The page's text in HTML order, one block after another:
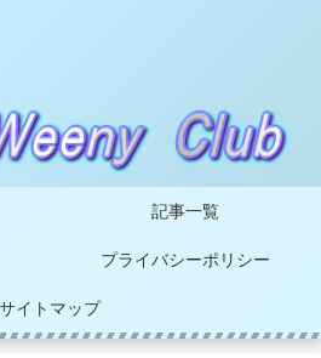
記事一覧
プライバシーポリシー
サイトマップ